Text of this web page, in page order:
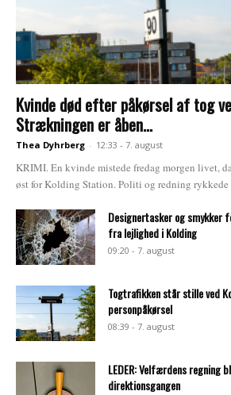
Kvinde død efter påkørsel af tog
Strækningen er åben...
Thea Dyhrberg - 12:33 - 7. august
KRIMI. En kvinde mistede fredag morgen livet,
øst for Kolding Station. Politi og redning rykkede
Designertasker og smykker
fra lejlighed i Kolding
09:20 - 7. august
Togtrafikken står stille ved
personpåkørsel
08:39 - 7. august
LEDER: Velfærdens regning
direktionsgangen